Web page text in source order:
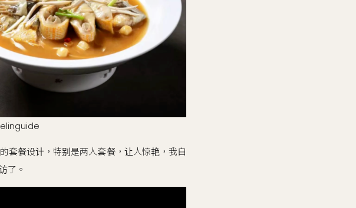
套餐设计，特别是两人套餐，让人惊艳，我自
了。